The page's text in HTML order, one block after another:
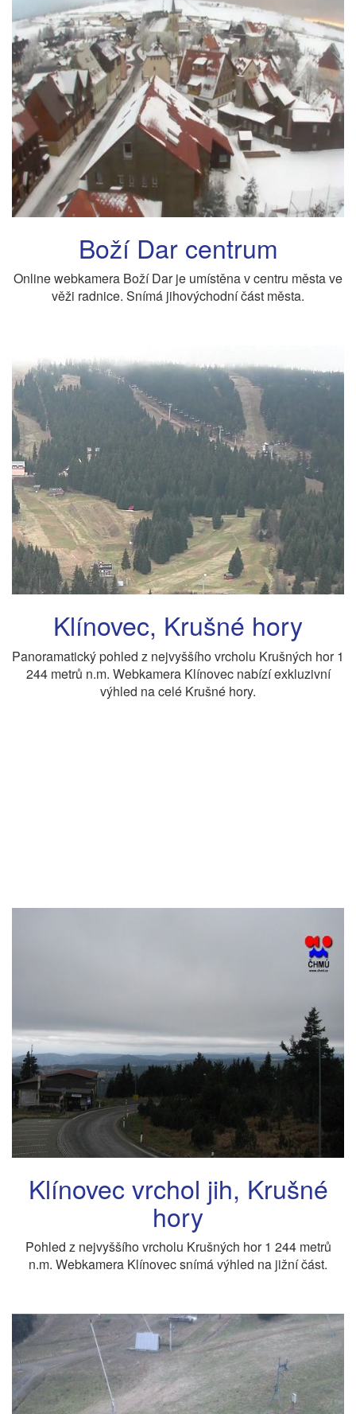
Boží Dar centrum
Online webkamera Boží Dar je umístěna v centru města ve
věži radnice. Snímá jihovýchodní část města.
Klínovec, Krušné hory
Panoramatický pohled z nejvyššího vrcholu Krušných hor 1
244 metrů n.m. Webkamera Klínovec nabízí exkluzivní
výhled na celé Krušné hory.
Klínovec vrchol jih, Krušné
hory
Pohled z nejvyššího vrcholu Krušných hor 1 244 metrů
n.m. Webkamera Klínovec snímá výhled na jižní část.